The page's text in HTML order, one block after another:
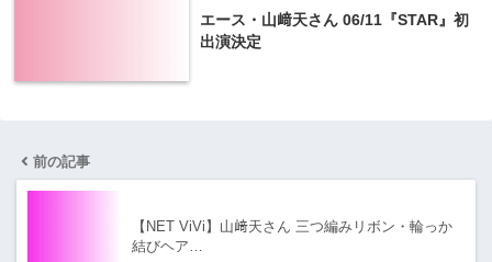
エース・山﨑天さん 06/11『STAR』初
出演決定
前の記事
【NET ViVi】山﨑天さん 三つ編みリボン・輪っか
結びヘア…